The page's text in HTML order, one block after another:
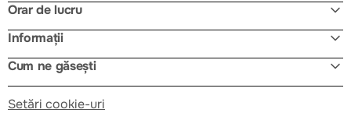
Orar de lucru
Informații
Cum ne găsești
Setări cookie-uri